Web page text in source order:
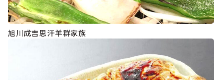
旭川成吉思汗羊群家族